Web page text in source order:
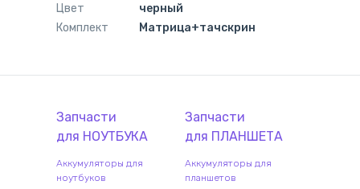
Цвет
черный
Комплект
Матрица+тачскрин
Запчасти
для НОУТБУКА
Аккумуляторы для
ноутбуков
Запчасти
для ПЛАНШЕТА
Аккумуляторы для
планшетов